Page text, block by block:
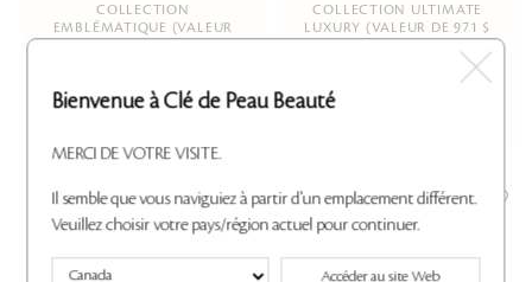
COLLECTION
EMBLÉMATIQUE (VALEUR
DE 970 $)
AJOUTER AU PANIER
735,00
$ CA
COLLECTION ULTIMATE
LUXURY (VALEUR DE 971 $
CA)
AJOUTER AU PANIER
Bienvenue à Clé de Peau Beauté
MERCI DE VOTRE VISITE.
Il semble que vous naviguiez à partir d'un emplacement différent.
Veuillez choisir votre pays/région actuel pour continuer.
Accéder au site Web